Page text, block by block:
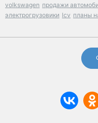
volkswagen продажи
электрогрузовики lcv планы